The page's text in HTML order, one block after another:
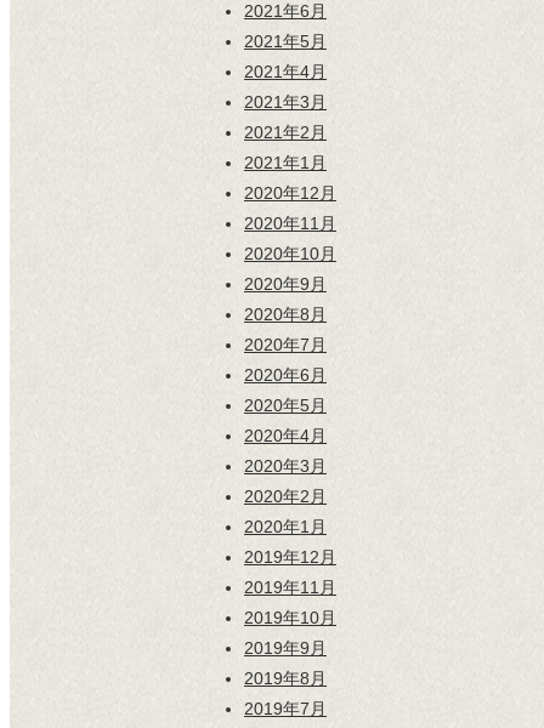
2021年6月
2021年5月
2021年4月
2021年3月
2021年2月
2021年1月
2020年12月
2020年11月
2020年10月
2020年9月
2020年8月
2020年7月
2020年6月
2020年5月
2020年4月
2020年3月
2020年2月
2020年1月
2019年12月
2019年11月
2019年10月
2019年9月
2019年8月
2019年7月